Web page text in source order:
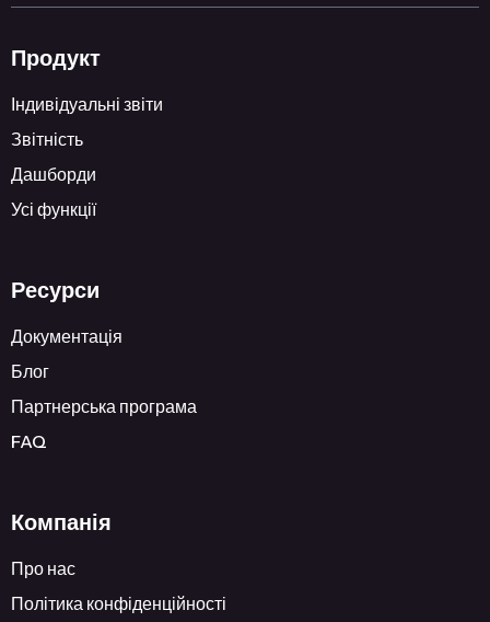
Продукт
Індивідуальні звіти
Звітність
Дашборди
Усі функції
Ресурси
Документація
Блог
Партнерська програма
FAQ
Компанія
Про нас
Політика конфіденційності